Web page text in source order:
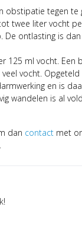
obstipatie tegen
twee liter vocht
De ontlasting is
125 ml vocht.
vocht.
en is
wandelen is al
dan contact met